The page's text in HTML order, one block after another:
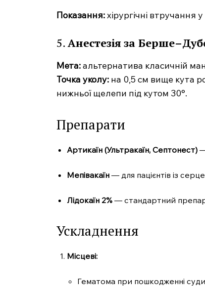
Показання:хірургічні
5.Анестезія за
Мета:альтернатива класичній
Точка уколу: на 0,5 см вище кута
нижньої щелепи під кутом 30°.
Препарати
Артикаїн (Ультракаїн, Септонест)
Мепівакаїн — для пацієнтів із
Лідокаїн 2% — стандартний
Ускладнення
Місцеві:
Гематома при пошкодженні